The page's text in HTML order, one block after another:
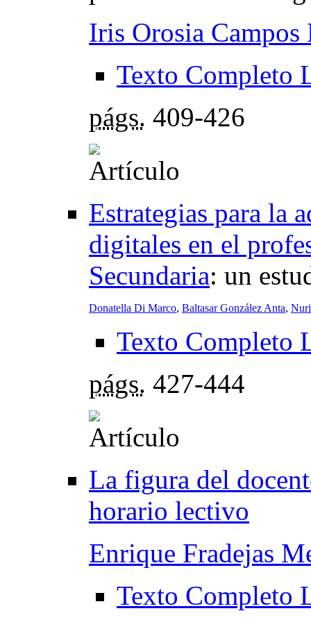
Iris Orosia Campos
Texto Completo
págs. 409-426
Estrategias para la
digitales en el
Secundaria: un
Donatella Di Marco, Baltasar González Anta,
Texto Completo
págs. 427-444
La figura del
horario lectivo
Enrique Fradejas
Texto Completo